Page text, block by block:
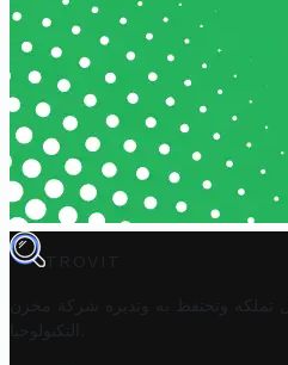
TROVIT
تملكه وتحتفظ به وتديره
شركة مخزن
التكنولوجيا